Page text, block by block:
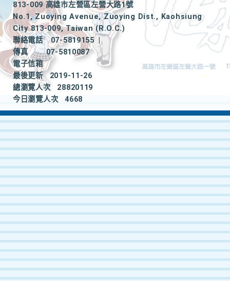
813-009 高雄市左營區左營大路1號
No.1, Zuoying Avenue, Zuoying Dist., Kaohsiung
City 813-009, Taiwan (R.O.C.)
聯絡電話
07-5819155
|
傳真
07-5810087
電子信箱
最後更新
2019-11-26
總瀏覽人次
28820119
今日瀏覽人次
4668